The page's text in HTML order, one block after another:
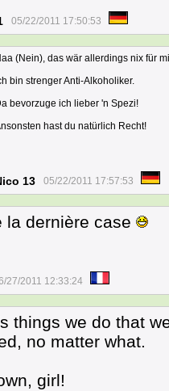
05/22/2011 17:50:53
(Nein), das wär allerdings nix für
bin strenger Anti-Alkoholiker.
bevorzuge ich lieber 'n Spezi!
hast du natürlich Recht!
13 05/22/2011 17:57:53
la dernière case
27/2011 12:33:24
things we do that
no matter what.
girl!